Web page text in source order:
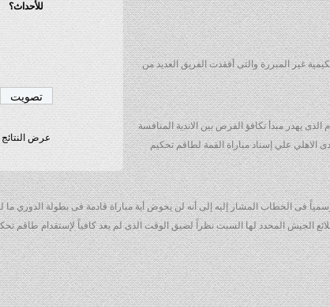
للأحداث؟
عرض النتائج
غير المبررة والتى أفقدت الفريق العديد من
يهدر مبدأ تكافؤ الفرص بين الاندية المنافسة
الاهلي علي إسناد مباراة القمة لطاقم تحكيم
فى الخطاب المشار إليه إلى أنه لن يخوض أية مباراة قادمة فى بطولة الدوري ما